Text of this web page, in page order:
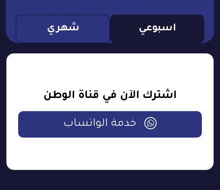
اسبوعي شهري
اشترك الآن في قناة الوطن
خدمة الواتساب